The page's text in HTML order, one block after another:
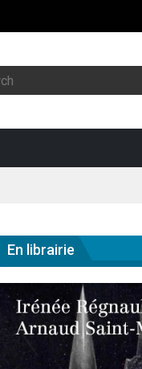
En librairie